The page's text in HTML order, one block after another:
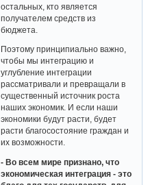
остальных, кто является
получателем средств из
бюджета.
Поэтому принципиально важно,
чтобы мы интеграцию и
углубление интеграции
рассматривали и превращали в
существенный источник роста
наших экономик. И если наши
экономики будут расти, будет
расти благосостояние граждан и
их возможности.
- Во всем мире признано, что
экономическая интеграция - это